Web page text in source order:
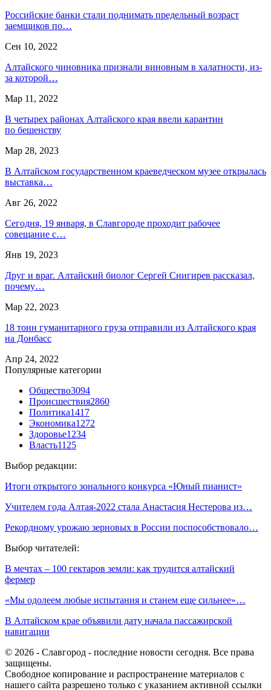
Российские банки стали поднимать предельный возраст
заемщиков по…
Сен 10, 2022
Алтайского чиновника признали виновным в халатности, из-
за которой…
Мар 11, 2022
В четырех районах Алтайского края ввели карантин
по бешенству
Мар 28, 2023
В Алтайском государственном краеведческом музее открылась
выставка…
Авг 26, 2022
Сегодня, 19 января, в Славгороде проходит рабочее
совещание с…
Янв 19, 2023
Друг и враг. Алтайский биолог Сергей Снигирев рассказал,
почему…
Мар 22, 2023
18 тонн гуманитарного груза отправили из Алтайского края
на Донбасс
Апр 24, 2022
Популярные категории
Общество3094
Происшествия2860
Политика1417
Экономика1272
Здоровье1234
Власть1125
Выбор редакции:
Итоги открытого зонального конкурса «Юный пианист»
Учителем года Алтая-2022 стала Анастасия Нестерова из…
Рекордному урожаю зерновых в России поспособствовало…
Выбор читателей:
В мечтах – 100 гектаров земли: как трудится алтайский
фермер
«Мы одолеем любые испытания и станем еще сильнее»…
В Алтайском крае объявили дату начала пассажирской
навигации
© 2026 - Славгород - последние новости сегодня. Все права
защищены.
Свободное копирование и распространение материалов с
нашего сайта разрешено только с указанием активной ссылки